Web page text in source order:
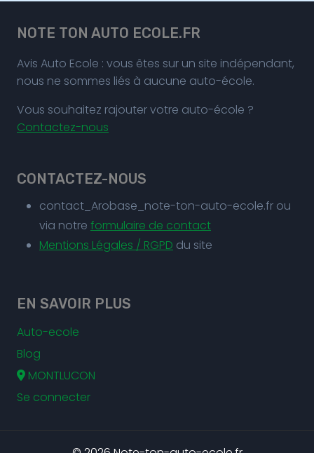
NOTE TON AUTO ECOLE.FR
Avis Auto Ecole : vous êtes sur un site indépendant,
nous ne sommes liés à aucune auto-école.
Vous souhaitez rajouter votre auto-école ?
Contactez-nous
CONTACTEZ-NOUS
contact_Arobase_note-ton-auto-ecole.fr ou
via notre formulaire de contact
Mentions Légales / RGPD du site
EN SAVOIR PLUS
Auto-ecole
Blog
MONTLUCON
Se connecter